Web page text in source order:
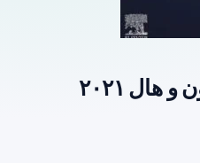
کتاب فیزیولوژی گایتون و هال ۲۰۲۱